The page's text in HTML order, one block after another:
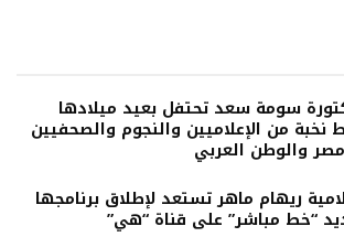
سومة سعد تحتفل بعيد ميلادها
من الإعلاميين والنجوم والصحفيين
والوطن العربي
ريهام ماهر تستعد لإطلاق برنامجها
“خط مباشر” على قناة “هي”